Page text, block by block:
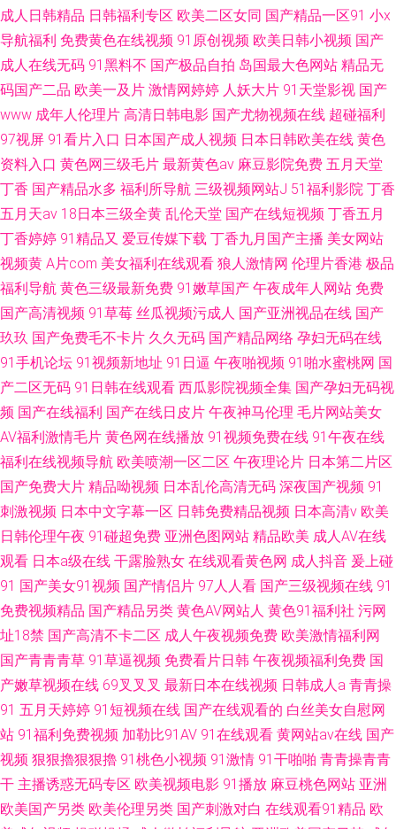
成人日韩精品 日韩福利专区 欧美二区女同 国产精品一区91 小x
导航福利 免费黄色在线视频 91原创视频 欧美日韩小视频 国产
成人在线无码 91黑料不 国产极品自拍 岛国最大色网站 精品无
码国产二品 欧美一及片 激情网婷婷 人妖大片 91天堂影视 国产
www 成年人伦理片 高清日韩电影 国产尤物视频在线 超碰福利
97视屏 91看片入口 日本国产成人视频 日本日韩欧美在线 黄色
资料入口 黄色网三级毛片 最新黄色av 麻豆影院免费 五月天堂
丁香 国产精品水多 福利所导航 三级视频网站J 51福利影院 丁香
五月天av 18日本三级全黄 乱伦天堂 国产在线短视频 丁香五月
丁香婷婷 91精品又 爱豆传媒下载 丁香九月国产主播 美女网站
视频黄 A片com 美女福利在线观看 狼人激情网 伦理片香港 极品
福利导航 黄色三级最新免费 91嫩草国产 午夜成年人网站 免费
国产高清视频 91草莓 丝瓜视频污成人 国产亚洲视品在线 国产
玖玖 国产免费毛不卡片 久久无码 国产精品网络 孕妇无码在线
91手机论坛 91视频新地址 91日逼 午夜啪视频 91啪水蜜桃网 国
产二区无码 91日韩在线观看 西瓜影院视频全集 国产孕妇无码视
频 国产在线福利 国产在线日皮片 午夜神马伦理 毛片网站美女
AV福利激情毛片 黄色网在线播放 91视频免费在线 91午夜在线
福利在线视频导航 欧美喷潮一区二区 午夜理论片 日本第二片区
国产免费大片 精品呦视频 日本乱伦高清无码 深夜国产视频 91
刺激视频 日本中文字幕一区 日韩免费精品视频 日本高清v 欧美
日韩伦理午夜 91碰超免费 亚洲色图网站 精品欧美 成人AV在线
观看 日本a级在线 干露脸熟女 在线观看黄色网 成人抖音 爰上碰
91 国产美女91视频 国产情侣片 97人人看 国产三级视频在线 91
免费视频精品 国产精品另类 黄色AV网站人 黄色91福利社 污网
址18禁 国产高清不卡二区 成人午夜视频免费 欧美激情福利网
国产青青青草 91草逼视频 免费看片日韩 午夜视频福利免费 国
产嫩草视频在线 69叉叉叉 最新日本在线视频 日韩成人a 青青操
91 五月天婷婷 91短视频在线 国产在线观看的 白丝美女自慰网
站 91福利免费视频 加勒比91AV 91在线观看 黄网站av在线 国产
视频 狠狠擼狠狠擼 91桃色小视频 91激情 91干啪啪 青青操青青
干 主播诱惑无码专区 欧美视频电影 91播放 麻豆桃色网站 亚洲
欧美国产另类 欧美伦理另类 国产刺激对白 在线观看91精品 欧